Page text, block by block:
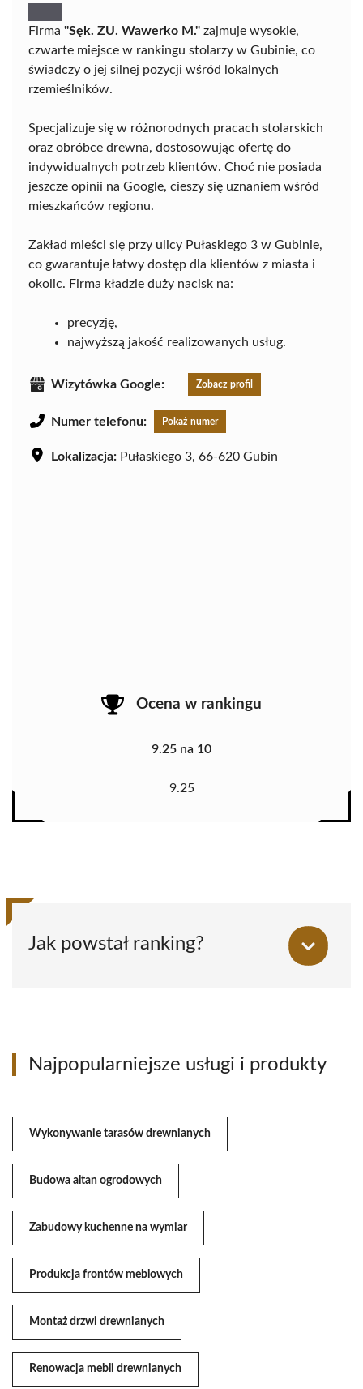
Firma "Sęk. ZU. Wawerko M." zajmuje wysokie,
czwarte miejsce w rankingu stolarzy w Gubinie, co
świadczy o jej silnej pozycji wśród lokalnych
rzemieślników.
Specjalizuje się w różnorodnych pracach stolarskich
oraz obróbce drewna, dostosowując ofertę do
indywidualnych potrzeb klientów. Choć nie posiada
jeszcze opinii na Google, cieszy się uznaniem wśród
mieszkańców regionu.
Zakład mieści się przy ulicy Pułaskiego 3 w Gubinie,
co gwarantuje łatwy dostęp dla klientów z miasta i
okolic. Firma kładzie duży nacisk na:
precyzję,
najwyższą jakość realizowanych usług.
Wizytówka Google: Zobacz profil
Numer telefonu: Pokaż numer
Lokalizacja: Pułaskiego 3, 66-620 Gubin
Ocena w rankingu
9.25 na 10
9.25
Jak powstał ranking?
Najpopularniejsze usługi i produkty
Wykonywanie tarasów drewnianych
Budowa altan ogrodowych
Zabudowy kuchenne na wymiar
Produkcja frontów meblowych
Montaż drzwi drewnianych
Renowacja mebli drewnianych